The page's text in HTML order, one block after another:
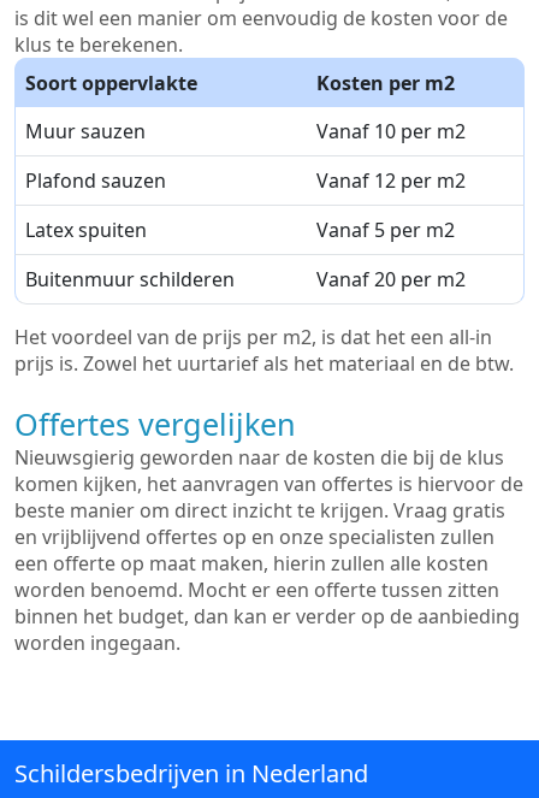
is dit wel een manier om eenvoudig de kosten voor de
klus te berekenen.
Soort oppervlakte
Kosten per m2
Muur sauzen
Vanaf 10 per m2
Plafond sauzen
Vanaf 12 per m2
Latex spuiten
Vanaf 5 per m2
Buitenmuur schilderen
Vanaf 20 per m2
Het voordeel van de prijs per m2, is dat het een all-in
prijs is. Zowel het uurtarief als het materiaal en de btw.
Offertes vergelijken
Nieuwsgierig geworden naar de kosten die bij de klus
komen kijken, het aanvragen van offertes is hiervoor de
beste manier om direct inzicht te krijgen. Vraag gratis
en vrijblijvend offertes op en onze specialisten zullen
een offerte op maat maken, hierin zullen alle kosten
worden benoemd. Mocht er een offerte tussen zitten
binnen het budget, dan kan er verder op de aanbieding
worden ingegaan.
Schildersbedrijven in Nederland